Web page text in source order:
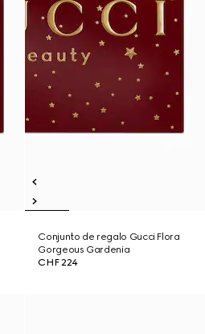
Conjunto de regalo Gucci Flora
Gorgeous Gardenia
CHF 224